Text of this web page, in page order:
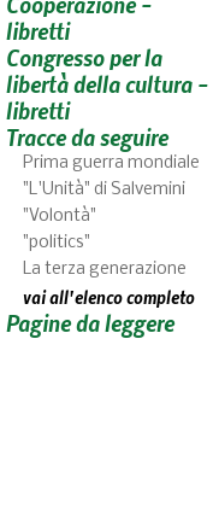
libretti
Congresso per la
libertà della cultura -
libretti
Tracce da seguire
Prima guerra mondiale
"L'Unità" di Salvemini
"Volontà"
"politics"
La terza generazione
vai all'elenco completo
Pagine da leggere